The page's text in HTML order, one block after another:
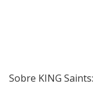
Sobre KING Saints: